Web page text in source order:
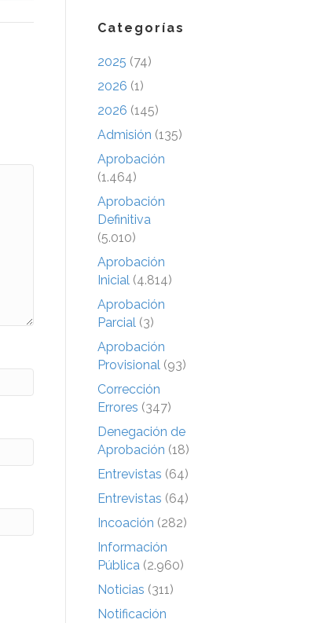
Categorías
2025 (74)
2026 (1)
2026 (145)
Admisión (135)
Aprobación
(1.464)
Aprobación
Definitiva
(5.010)
Aprobación
Inicial (4.814)
Aprobación
Parcial (3)
Aprobación
Provisional (93)
Corrección
Errores (347)
Denegación de
Aprobación (18)
Entrevistas (64)
Entrevistas (64)
Incoación (282)
Información
Pública (2.960)
Noticias (311)
Notificación